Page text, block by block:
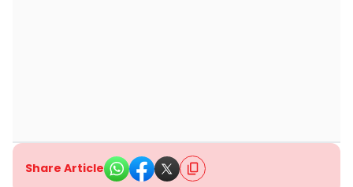
Share Article